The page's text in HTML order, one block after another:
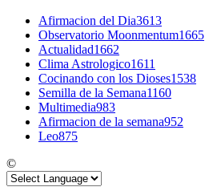
Afirmacion del Dia3613
Observatorio Moonmentum1665
Actualidad1662
Clima Astrologico1611
Cocinando con los Dioses1538
Semilla de la Semana1160
Multimedia983
Afirmacion de la semana952
Leo875
©